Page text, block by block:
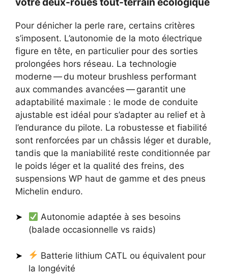
Pour dénicher la perle rare, certains critères
s’imposent. L’autonomie de la moto électrique
figure en tête, en particulier pour des sorties
prolongées hors réseau. La technologie
moderne — du moteur brushless performant
aux commandes avancées — garantit une
adaptabilité maximale : le mode de conduite
ajustable est idéal pour s’adapter au relief et à
l’endurance du pilote. La robustesse et fiabilité
sont renforcées par un châssis léger et durable,
tandis que la maniabilité reste conditionnée par
le poids léger et la qualité des freins, des
suspensions WP haut de gamme et des pneus
Michelin enduro.
Autonomie adaptée à ses besoins
(balade occasionnelle vs raids)
Batterie lithium CATL ou équivalent pour
la longévité